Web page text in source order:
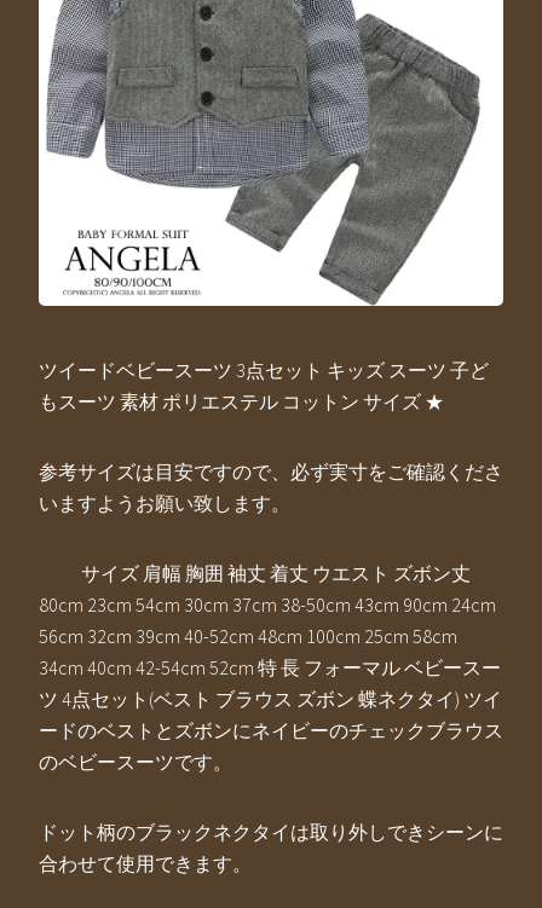
ツイードベビースーツ 3点セット キッズ スーツ 子ど
もスーツ 素材 ポリエステル コットン サイズ ★
参考サイズは目安ですので、必ず実寸をご確認くださ
いますようお願い致します。
サイズ 肩幅 胸囲 袖丈 着丈 ウエスト ズボン丈
80cm 23cm 54cm 30cm 37cm 38-50cm 43cm 90cm 24cm
56cm 32cm 39cm 40-52cm 48cm 100cm 25cm 58cm
34cm 40cm 42-54cm 52cm 特 長 フォーマル ベビースー
ツ 4点セット(ベスト ブラウス ズボン 蝶ネクタイ) ツイ
ードのベストとズボンにネイビーのチェックブラウス
のベビースーツです。
ドット柄のブラックネクタイは取り外しできシーンに
合わせて使用できます。